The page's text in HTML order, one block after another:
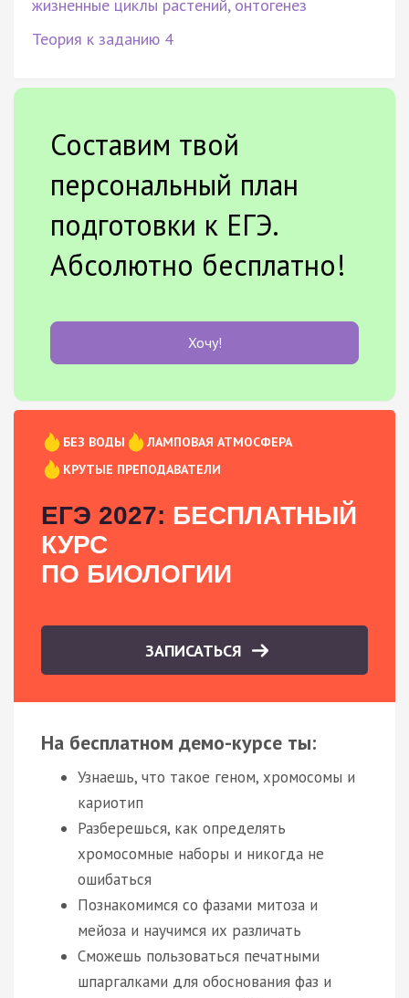
жизненные циклы растений, онтогенез
Теория к заданию 4
Составим твой
персональный план
подготовки к ЕГЭ.
Абсолютно бесплатно!
Хочу!
БЕЗ ВОДЫ
ЛАМПОВАЯ АТМОСФЕРА
КРУТЫЕ ПРЕПОДАВАТЕЛИ
ЕГЭ 2027: БЕСПЛАТНЫЙ
КУРС
ПО БИОЛОГИИ
ЗАПИСАТЬСЯ
На бесплатном демо-курсе ты:
Узнаешь, что такое геном, хромосомы и
кариотип
Разберешься, как определять
хромосомные наборы и никогда не
ошибаться
Познакомимся со фазами митоза и
мейоза и научимся их различать
Сможешь пользоваться печатными
шпаргалками для обоснования фаз и